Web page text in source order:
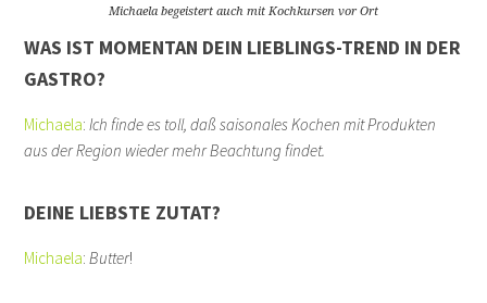
Michaela begeistert auch mit Kochkursen vor Ort
WAS IST MOMENTAN DEIN LIEBLINGS-TREND IN DER
GASTRO?
Michaela: Ich finde es toll, daß saisonales Kochen mit Produkten
aus der Region wieder mehr Beachtung findet.
DEINE LIEBSTE ZUTAT?
Michaela:Butter!